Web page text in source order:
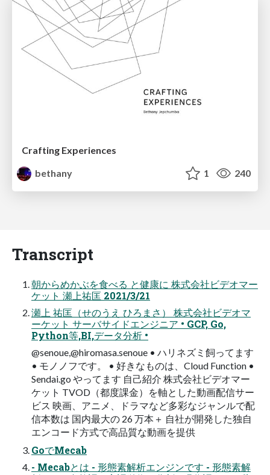
Crafting Experiences
bethany
1 240
Transcript
朝からめかぶを食べる と健康に 株式会社ビデオマー
ケット 瀬上祐匡 2021/3/21
瀬上 祐匡（せのうえ ひろまさ） 株式会社ビデオマ
ーケット サーバサイドエンジニア • GCP, Go,
Python等,BI,データ分析 •
@senoue,@hiromasa.senoue • ハリネズミ飼ってます
• モノノフです。 • 好きなものは、Cloud Function •
Sendai.go やってます 自己紹介 株式会社ビデオマー
ケット TVOD（都度課金）を軸とした動画配信サー
ビス 映画、アニメ、ドラマなど多彩なジャンルで配
信本数は 国内最大の 26 万本＋ 自社が開発した独自
エンコード方式で高品質な動画を提供
GoでMecab
- Mecabとは - 形態素解析エンジンです - 形態素解